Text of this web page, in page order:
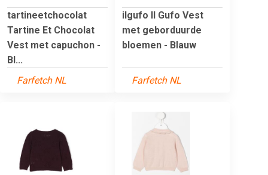
tartineetchocolat
Tartine Et Chocolat
Vest met capuchon -
Bl...
Farfetch NL
ilgufo Il Gufo Vest
met geborduurde
bloemen - Blauw
Farfetch NL